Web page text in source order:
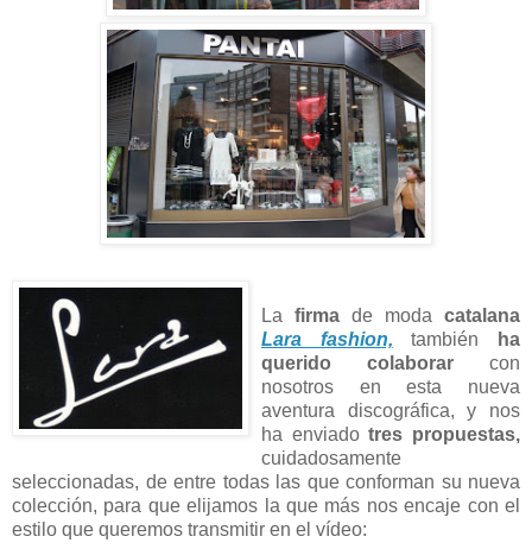
La firma de moda catalana
Lara fashion, también
ha
querido colaborar con
nosotros en esta nueva
aventura discográfica, y nos
ha enviadotres propuestas,
cuidadosamente
seleccionadas, de entre todas las que conforman su nueva
colección, para que elijamos la que más nos encaje con el
estilo que queremos transmitir en el vídeo: